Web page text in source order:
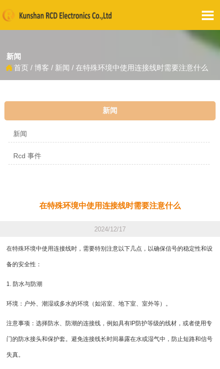

新闻
首页 / 博客 / 新闻 / 在特殊环境中使用连接线时需要注意什么
新闻
新闻
Rcd 事件
在特殊环境中使用连接线时需要注意什么
2024/12/17
在特殊环境中使用连接线时，需要特别注意以下几点，以确保信号的稳定性和设
备的安全性：
1. 防水与防潮
环境：户外、潮湿或多水的环境（如浴室、地下室、室外等）。
注意事项：选择防水、防潮的连接线，例如具有IP防护等级的线材，或者使用专
门的防水接头和保护套。避免连接线长时间暴露在水或湿气中，防止短路和信号
失真。